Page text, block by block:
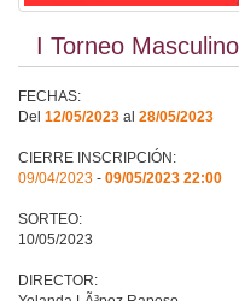
I Torneo
FECHAS:
Del 12/05/2023 al 28/05/2023
CIERRE INSCRIPCIÓN:
09/04/2023 - 09/05/2023 22:00
SORTEO:
10/05/2023
DIRECTOR: